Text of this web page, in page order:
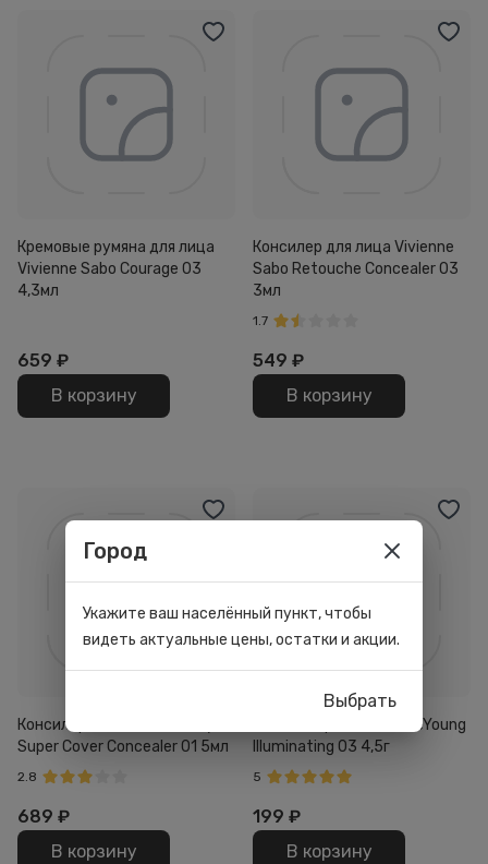
Кремовые румяна для лица
Vivienne Sabo Courage 03
4,3мл
659 ₽
В корзину
Консилер для лица Vivienne
Sabo Retouche Concealer 03
3мл
1.7
549 ₽
В корзину
Консилер для лица Stellary
Super Cover Concealer 01 5мл
2.8
689 ₽
В корзину
Хайлайтер для лица BeYoung
Illuminating 03 4,5г
5
199 ₽
В корзину
Город
Укажите ваш населённый пункт, чтобы
видеть актуальные цены, остатки и акции.
Выбрать